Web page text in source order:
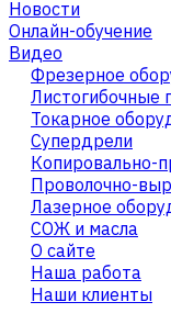
Новости
Онлайн-обучение
Видео
Фрезерное
Листогибочные
Токарное
Cупердрели
Копировально-
Проволочно-
Лазерное
СОЖ и масла
О сайте
Наша работа
Наши клиенты